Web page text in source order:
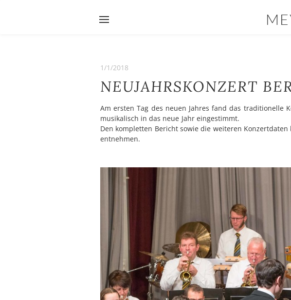
1/1/2018
NEUJAHRSKONZERT
Am ersten Tag des neuen Jahres fand das traditionelle
musikalisch in das neue Jahr eingestimmt.
Den kompletten Bericht sowie die weiteren
entnehmen.